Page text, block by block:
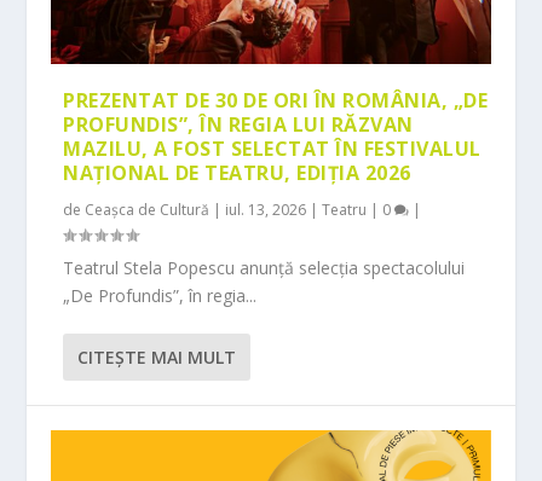
PREZENTAT DE 30 DE ORI ÎN ROMÂNIA, „DE
PROFUNDIS”, ÎN REGIA LUI RĂZVAN
MAZILU, A FOST SELECTAT ÎN FESTIVALUL
NAȚIONAL DE TEATRU, EDIȚIA 2026
de Ceașca de Cultură | iul. 13, 2026 |Teatru | 0 |
Teatrul Stela Popescu anunță selecția spectacolului
„De Profundis”, în regia...
CITEŞTE MAI MULT